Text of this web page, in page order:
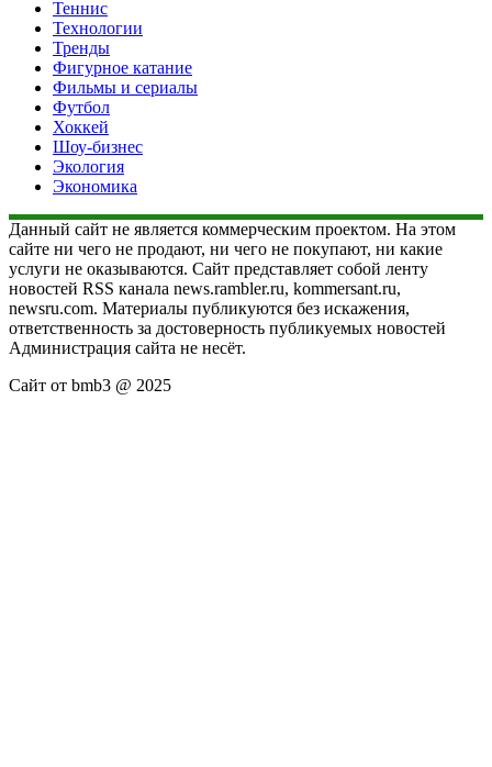
Теннис
Технологии
Тренды
Фигурное катание
Фильмы и сериалы
Футбол
Хоккей
Шоу-бизнес
Экология
Экономика
Данный сайт не является коммерческим проектом. На этом
сайте ни чего не продают, ни чего не покупают, ни какие
услуги не оказываются. Сайт представляет собой ленту
новостей RSS канала news.rambler.ru, kommersant.ru,
newsru.com. Материалы публикуются без искажения,
ответственность за достоверность публикуемых новостей
Администрация сайта не несёт.
Сайт от bmb3 @ 2025